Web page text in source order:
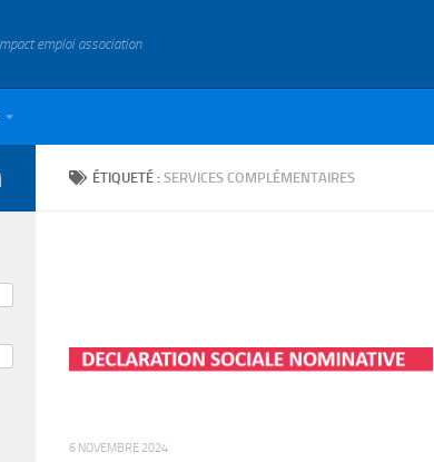
emploi association
ÉTIQUETÉ : SERVICES COMPLÉMENTAIRES
6 NOVEMBRE 2024